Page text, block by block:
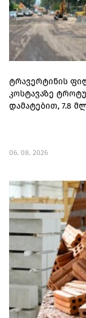
ტრავერტინის
კოსტავაზე
დამატებით, 7.8
06. 08. 2026